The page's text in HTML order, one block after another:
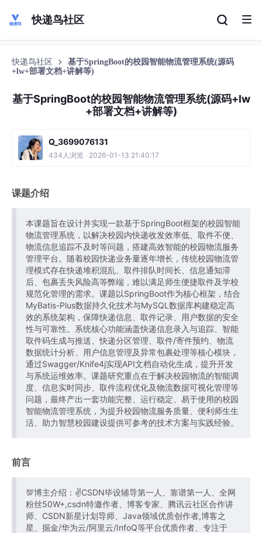
快递鸟社区
快递鸟社区
基于SpringBoot的校园智能物流管理系统(源码
+lw+部署文档+讲解等)
基于SpringBoot的校园智能物流管理系统(源码+lw
+部署文档+讲解等)
Q_3699076131
434人浏览 · 2026-01-13 21:40:17
课题介绍
本课题旨在设计并实现一款基于SpringBoot框架的校园智能
物流管理系统，以解决校园内快递收发效率低、取件不便、
物流信息追踪不及时等问题，搭建高效智能的校园物流服务
管理平台。随着校园快递业务量逐年增长，传统校园物流管
理模式存在快递堆积混乱、取件排队时间长、信息通知滞
后、包裹丢失风险高等弊端，难以满足师生便捷取件及学校
规范化管理的需求。课题以SpringBoot作为核心框架，结合
MyBatis-Plus数据持久化技术与MySQL数据库构建稳定高
效的系统架构，保障快递信息、取件记录、用户数据的安全
性与可靠性。系统核心功能涵盖快递信息录入与追踪、智能
取件码生成与推送、快递分区管理、取件/寄件预约、物流
数据统计分析、用户信息管理及异常包裹处理等核心模块，
通过Swagger/Knife4j实现API文档自动化生成，提升开发
与系统运维效率。课题研究重点在于解决校园物流的智能调
度、信息实时同步、取件流程优化及物流数据可视化管理等
问题，最终产出一套功能完整、运行稳定、易于使用的校园
智能物流管理系统，为提升校园物流服务质量、便利师生生
活、助力智慧校园建设提供可参考的技术方案与实践经验。
前言
💯博主介绍：✌CSDN毕设辅导第一人、靠谱第一人、全网
粉丝50W+,csdn特邀作者、博客专家、腾讯云社区合作讲
师、CSDN新星计划导师、Java领域优质创作者,博客之
星、掘金/华为云/阿里云/InfoQ等平台优质作者、专注于